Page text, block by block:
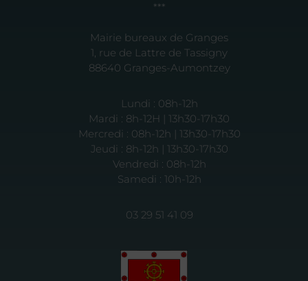
***
Mairie bureaux de Granges
1, rue de Lattre de Tassigny
88640 Granges-Aumontzey
Lundi : 08h-12h
Mardi : 8h-12H | 13h30-17h30
Mercredi : 08h-12h | 13h30-17h30
Jeudi : 8h-12h | 13h30-17h30
Vendredi : 08h-12h
Samedi : 10h-12h
03 29 51 41 09